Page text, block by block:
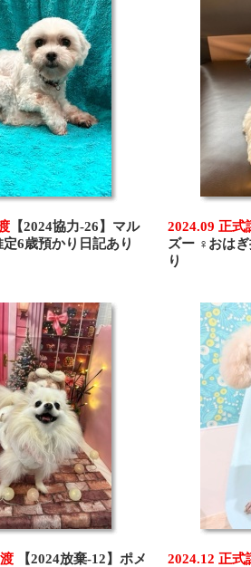
【2024協力-26】マル
6歳預かり日記あり
2024.09 正式
ズー ♀おは
り
【2024放棄-12】ポメ
2024.12 正式